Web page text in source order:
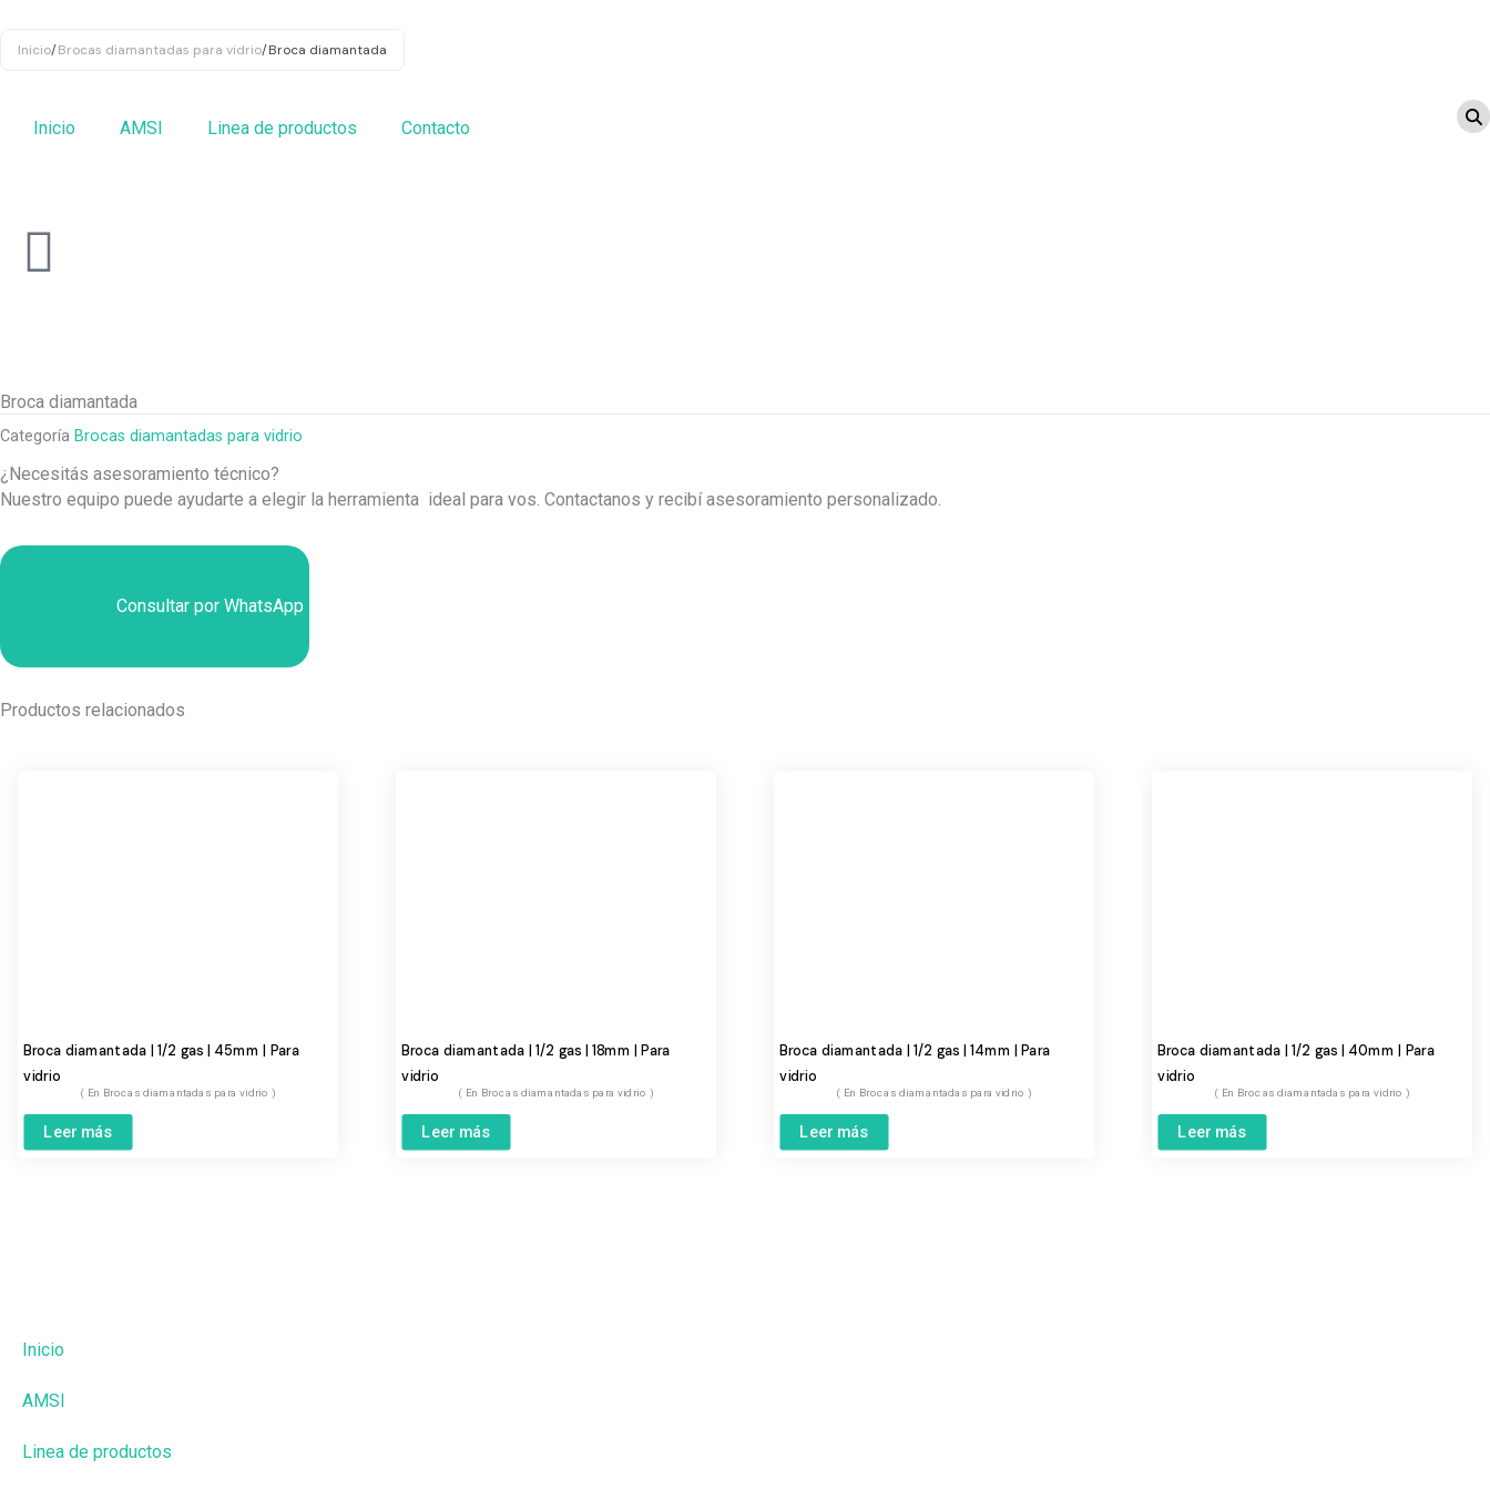
Inicio AMSI Linea de productos Contacto
Inicio/Brocas diamantadas para vidrio/Broca diamantada
Broca diamantada
Categoría Brocas diamantadas para vidrio
¿Necesitás asesoramiento técnico?
Nuestro equipo puede ayudarte a elegir la herramienta ideal para vos. Contactanos y recibí asesoramiento personalizado.
Consultar por WhatsApp
Productos relacionados
Broca diamantada | 1/2 gas | 45mm | Para
vidrio
Brocas diamantadas para vidrio
Leer más
Broca diamantada | 1/2 gas | 18mm | Para
vidrio
Brocas diamantadas para vidrio
Leer más
Broca diamantada | 1/2 gas | 14mm | Para
vidrio
Brocas diamantadas para vidrio
Leer más
Broca diamantada | 1/2 gas | 40mm | Para
vidrio
Brocas diamantadas para vidrio
Leer más
Inicio
AMSI
Linea de productos